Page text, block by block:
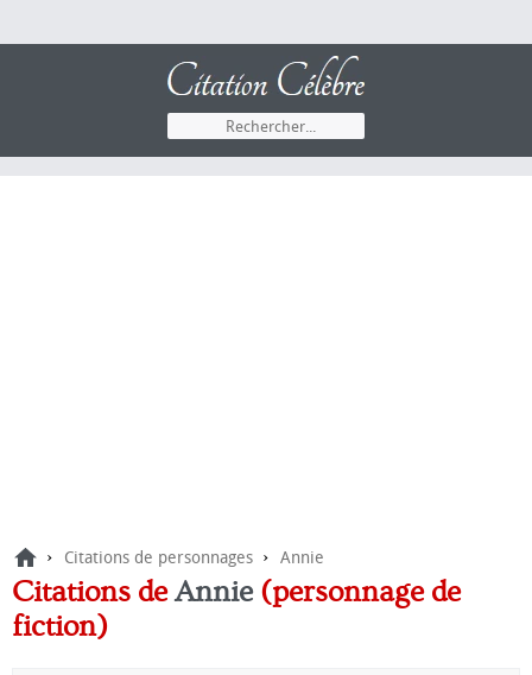
› Citations de personnages › Annie
Citations deAnnie(personnage de
fiction)